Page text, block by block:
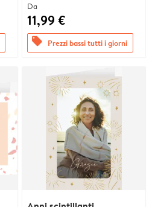
Da
11,99 €
offers Prezzi bassi tutti i giorni